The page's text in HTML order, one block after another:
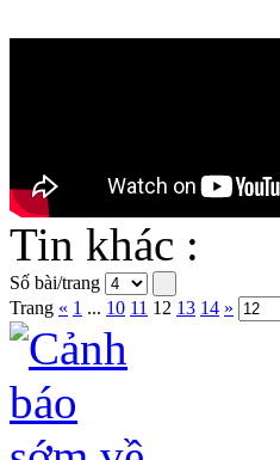
Tin khác :
Số bài/trang
Trang « 1 ... 10 11 12 13 14 »